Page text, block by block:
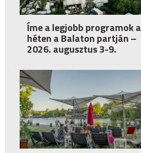
Íme a legjobb programok a
héten a Balaton partján –
2026. augusztus 3-9.